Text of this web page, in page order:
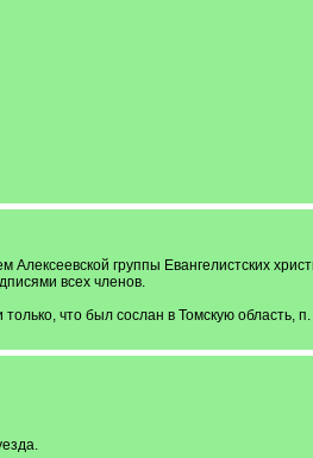
группы Евангелистских
всех членов.
что был сослан в Томскую область,